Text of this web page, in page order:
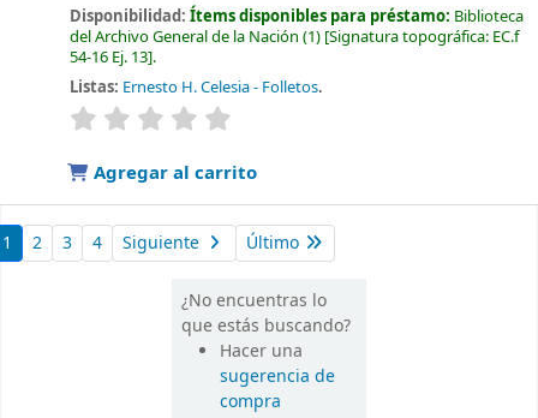
Disponibilidad:Ítems disponibles para préstamo: Biblioteca
del Archivo General de la Nación (1) Signatura topográfica: EC.f
54-16 Ej. 13 .
Listas: Ernesto H. Celesia - Folletos.
valoración
Agregar al carrito
1 2 3 4 Siguiente Último
¿No encuentras lo
que estás buscando?
Hacer una
sugerencia de
compra